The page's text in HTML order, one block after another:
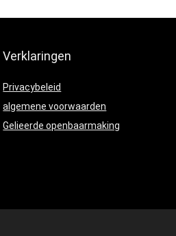
Verklaringen
Privacybeleid
algemene voorwaarden
Gelieerde openbaarmaking